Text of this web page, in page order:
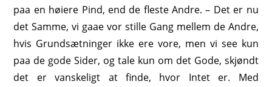
paa en høiere Pind, end de fleste Andre. – Det er nu
det Samme, vi gaae vor stille Gang mellem de Andre,
hvis Grundsætninger ikke ere vore, men vi see kun
paa de gode Sider, og tale kun om det Gode, skjøndt
det er vanskeligt at finde, hvor Intet er. Med